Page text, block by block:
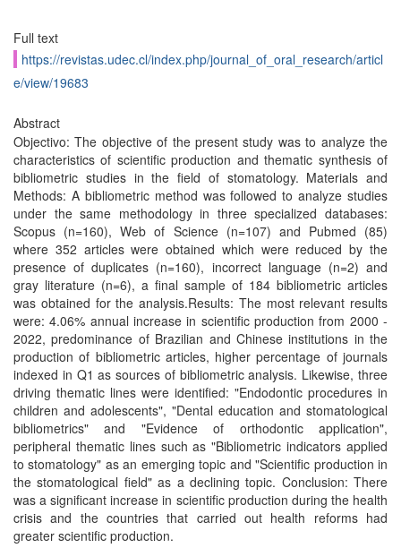
Full text
https://revistas.udec.cl/index.php/journal_of_oral_research/articl
e/view/19683
Abstract
Objectivo: The objective of the present study was to analyze the
characteristics of scientific production and thematic synthesis of
bibliometric studies in the field of stomatology. Materials and
Methods: A bibliometric method was followed to analyze studies
under the same methodology in three specialized databases:
Scopus (n=160), Web of Science (n=107) and Pubmed (85)
where 352 articles were obtained which were reduced by the
presence of duplicates (n=160), incorrect language (n=2) and
gray literature (n=6), a final sample of 184 bibliometric articles
was obtained for the analysis.Results: The most relevant results
were: 4.06% annual increase in scientific production from 2000 -
2022, predominance of Brazilian and Chinese institutions in the
production of bibliometric articles, higher percentage of journals
indexed in Q1 as sources of bibliometric analysis. Likewise, three
driving thematic lines were identified: "Endodontic procedures in
children and adolescents", "Dental education and stomatological
bibliometrics" and "Evidence of orthodontic application",
peripheral thematic lines such as "Bibliometric indicators applied
to stomatology" as an emerging topic and "Scientific production in
the stomatological field" as a declining topic. Conclusion: There
was a significant increase in scientific production during the health
crisis and the countries that carried out health reforms had
greater scientific production.